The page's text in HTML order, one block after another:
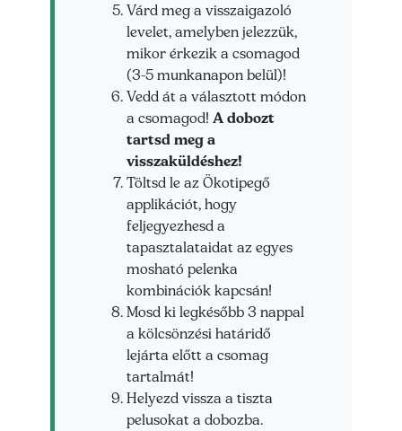
Várd meg a visszaigazoló
levelet, amelyben jelezzük,
mikor érkezik a csomagod
(3-5 munkanapon belül)!
Vedd át a választott módon
a csomagod! A dobozt
tartsd meg a
visszaküldéshez!
Töltsd le az Ökotipegő
applikációt, hogy
feljegyezhesd a
tapasztalataidat az egyes
mosható pelenka
kombinációk kapcsán!
Mosd ki legkésőbb 3 nappal
a kölcsönzési határidő
lejárta előtt a csomag
tartalmát!
Helyezd vissza a tiszta
pelusokat a dobozba.